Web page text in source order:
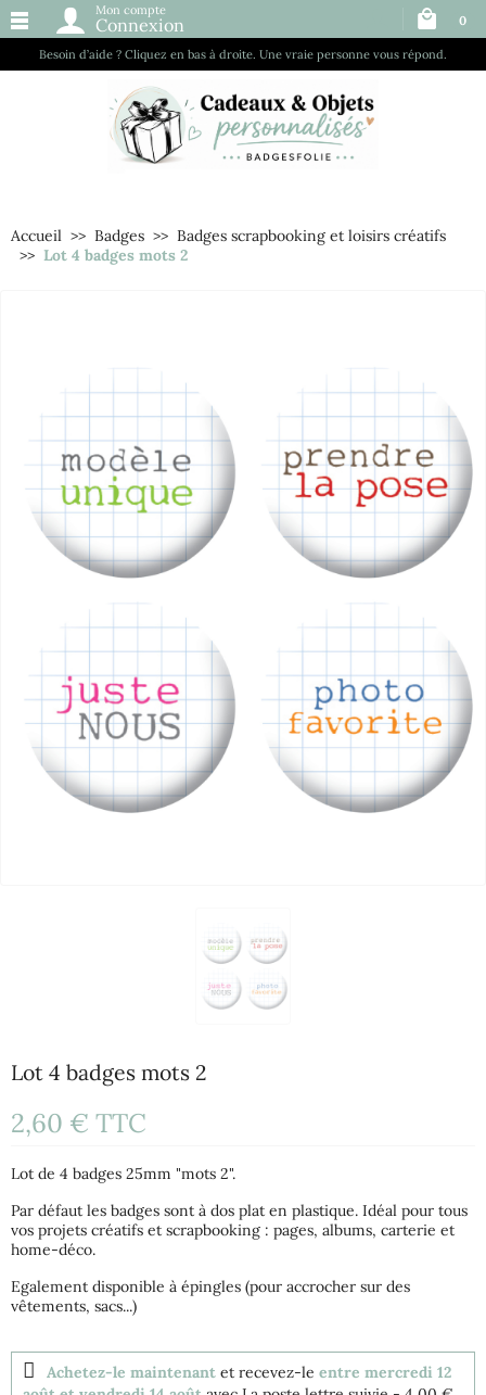
Besoin d’aide ? Cliquez en bas à droite. Une vraie personne vous répond.
Mon compte
Connexion 0
Accueil Badges
Badges scrapbooking et loisirs créatifs
Lot 4 badges mots 2
Lot 4 badges mots 2
2,60 € TTC
Lot de 4 badges 25mm "mots 2".
Par défaut les badges sont à dos plat en plastique. Idéal pour tous
vos projets créatifs et scrapbooking : pages, albums, carterie et
home-déco.
Egalement disponible à épingles (pour accrocher sur des
vêtements, sacs...)
Achetez-le maintenant et recevez-le entre mercredi 12